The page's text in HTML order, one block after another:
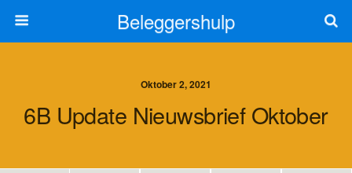
Beleggershulp
Oktober 2, 2021
6B Update Nieuwsbrief Oktober